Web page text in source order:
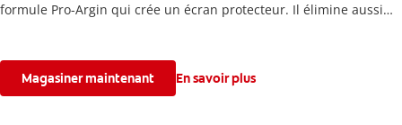
formule Pro-Argin qui crée un écran protecteur. Il élimine aussi
Magasiner maintenant En savoir plus